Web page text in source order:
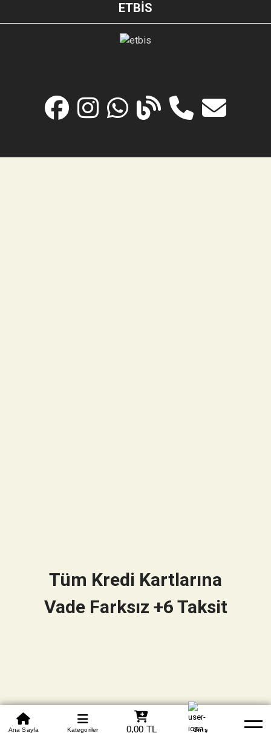
0850 305 09 70
Beden Tablosu Banka Hesapları Whatsapp Yardım
Ana Sayfa Kategoriler 0,00 TL Giriş
ETBİS
Tüm Kredi Kartlarına
Vade Farksız +6 Taksit